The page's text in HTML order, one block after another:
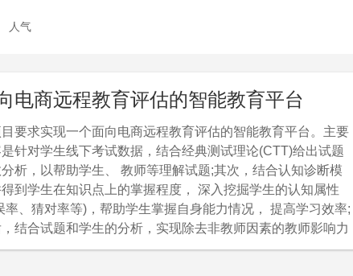
人气
电商远程教育评估的智能教育平台
要求实现一个面向电商远程教育评估的智能教育平台。主要
针对学生线下考试数据，结合经典测试理论(CTT)给出试题
析，以帮助学生、 教师等理解试题;其次，结合认知诊断模
到学生在知识点上的掌握程度， 深入挖掘学生的认知属性
率、猜对率等)，帮助学生掌握自身能力情况， 提高学习效率;
结合试题和学生的分析，实现除去非教师因素的教师影响力
法，并结合数据挖掘技术帮助教师理解班级学生， 改善教学